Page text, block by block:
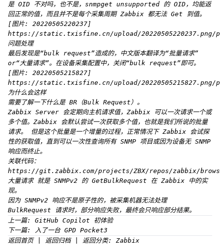
是 OID 不对吗，也不是，snmpget unsupported 的 OID，均能返
回正常的值，而且并不是每个采集周期 Zabbix 都无法 Get 到值。
[图片: 20220505220237]
https://static.txisfine.cn/upload/20220505220237.png/
问题处理
最后发现是“bulk request”造成的，中文版本翻译为“批量请求”
or“大量请求”。在设备采集配置中，关闭“bulk request”即可。
[图片: 20220505215827]
https://static.txisfine.cn/upload/20220505215827.png/
为什么会这样
需要了解一下什么是 BR（Bulk Request）。
Zabbix Server 会定期向主机请求值，Zabbix 可以一次请求一个或
多个值。Zabbix 会默认尝试一次获取多个值，也就是我们所说的批量
请求。 但是这个批量是一个增量的过程，正常情况下 Zabbix 会试探
性的获取值，直到可以一次性查询所有 SNMP 项目或因为设备无 SNMP
响应而终止。
关联代码：
https://git.zabbix.com/projects/ZBX/repos/zabbix/
大量请求 就是 SNMPv2 的 GetBulkRequest 在 Zabbix 中的实
现。
因为 SNMPv2 响应不是原子性的，被采集机器无法处理
BulkRequest 请求时，部分响应失败，最终会只响应部分结果。
上一篇: GitHub Copilot 初体验
下一篇: 入了一台 GPD Pocket3
返回首页| 返回归档| 返回分类: Zabbix